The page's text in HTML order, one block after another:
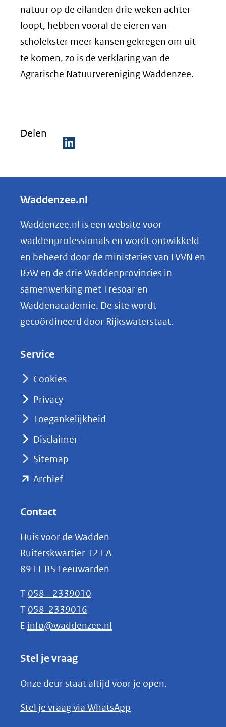
natuur op de eilanden drie weken achter
loopt, hebben vooral de eieren van
scholekster meer kansen gekregen om uit
te komen, zo is de verklaring van de
Agrarische Natuurvereniging Waddenzee.
Delen
e
e
n
o
p
k
e
nieuw
naar
Waddenzee.nl
Waddenzee.nl is een website voor
waddenprofessionals en wordt ontwikkeld
en beheerd door de ministeries van LVVN en
I&W en de drie Waddenprovincies in
samenwerking met Tresoar en
Waddenacademie. De site wordt
gecoördineerd door Rijkswaterstaat.
Service
Cookies
Privacy
Toegankelijkheid
Disclaimer
Sitemap
Archief(opent
(verwijst
naar
een
andere
website)
Contact
Huis voor de Wadden
Ruiterskwartier 121 A
8911 BS Leeuwarden
T 058 - 2339010
T 058-2339016
E info@waddenzee.nl
Stel je vraag
Onze deur staat altijd voor je open.
Stel je vraag via WhatsApp